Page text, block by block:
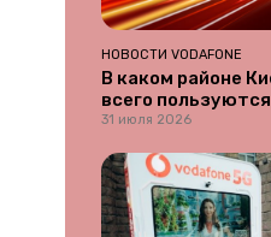
НОВОСТИ VODAFONE
В каком районе
всего
31 июля 2026